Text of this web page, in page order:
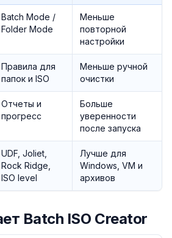
Batch Mode /
Folder Mode
Меньше
повторной
настройки
Правила для
папок и ISO
Меньше ручной
очистки
Отчеты и
прогресс
Больше
уверенности
после запуска
UDF, Joliet,
Rock Ridge,
ISO level
Лучше для
Windows, VM и
архивов
Batch ISO Creator